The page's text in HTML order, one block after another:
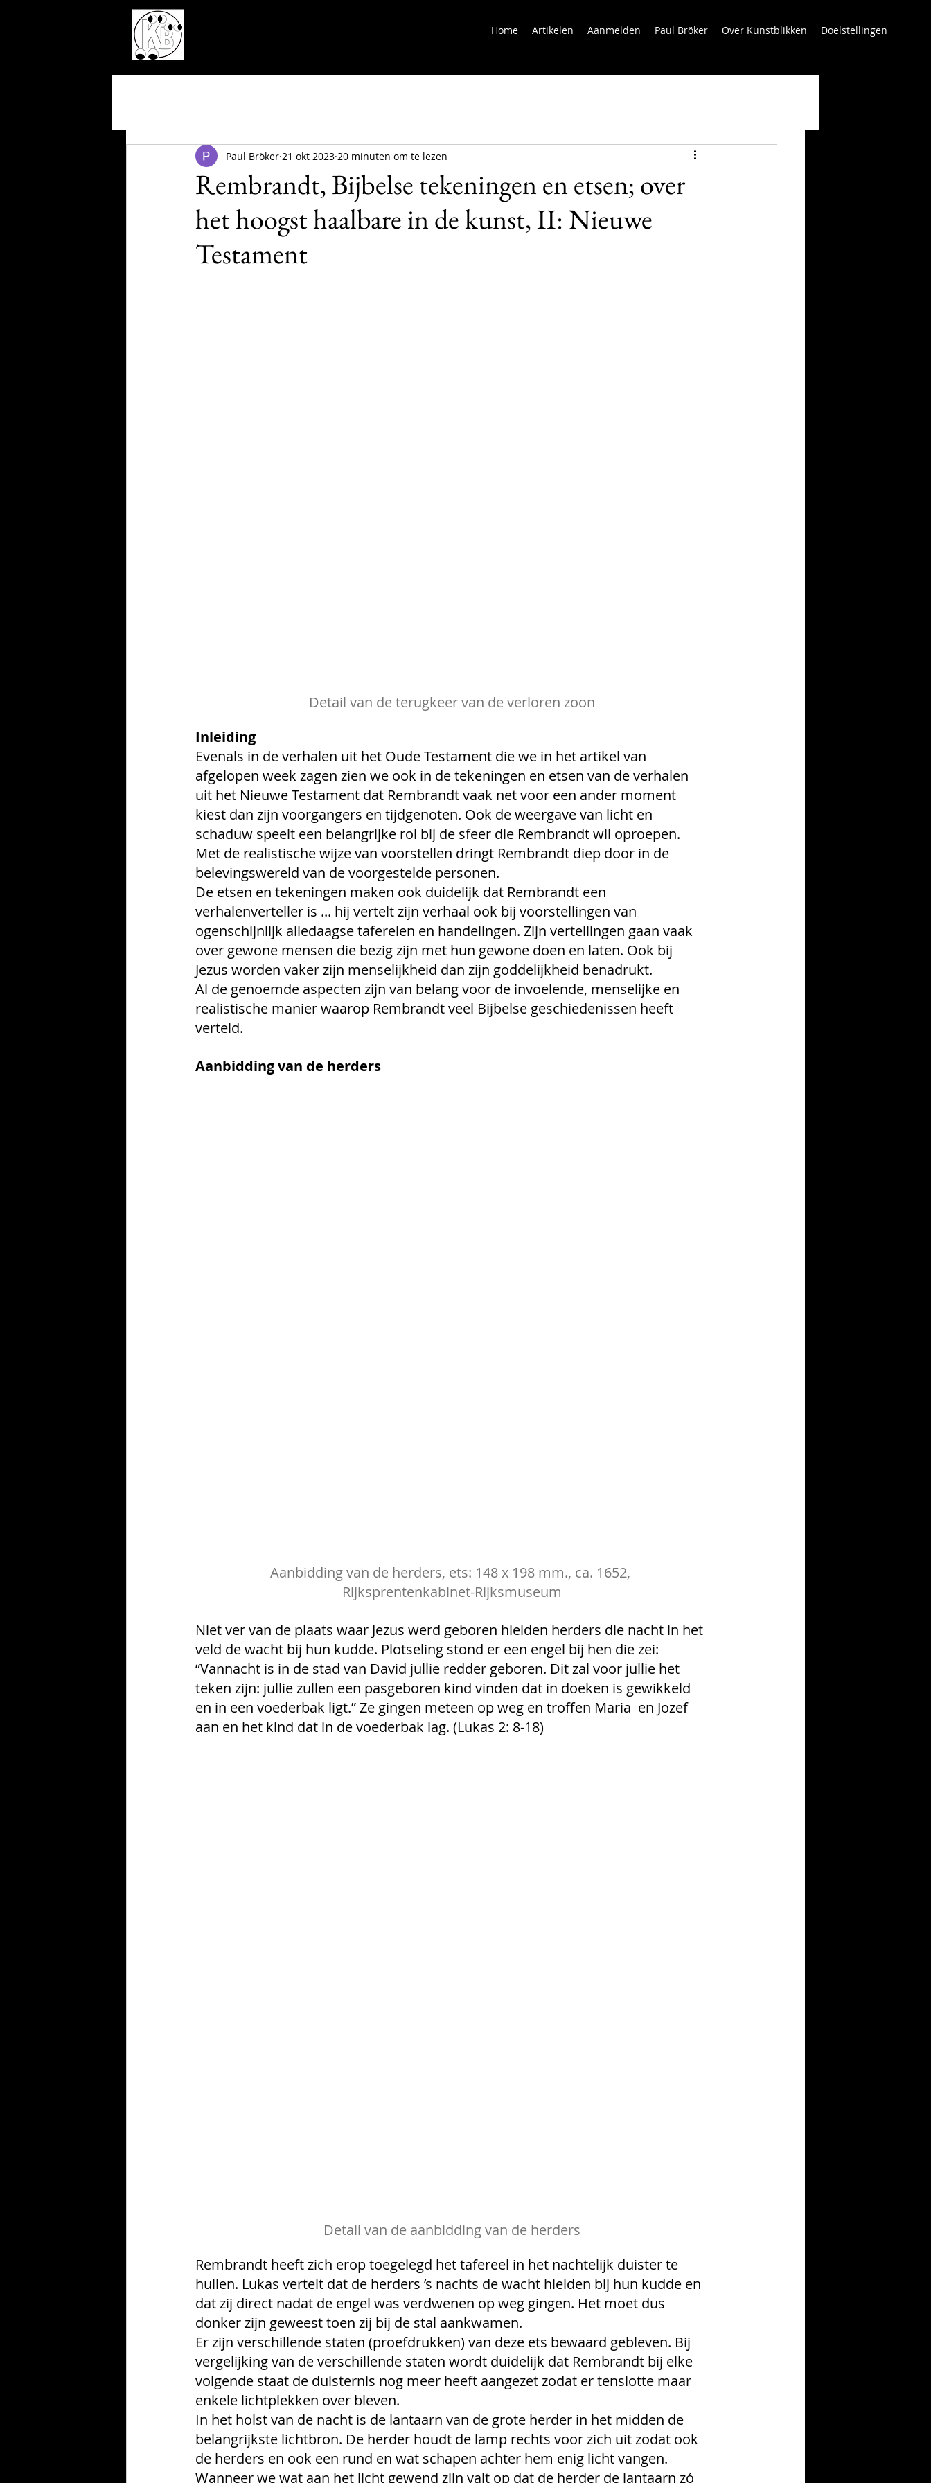
Home Artikelen Aanmelden Paul Bröker Over Kunstblikken Doelstellingen
Rembrandt, Bijbelse tekeningen en etsen; over
het hoogst haalbare in de kunst, II: Nieuwe
Testament
Paul Bröker 21 okt 2023 20 minuten om te lezen
Detail van de terugkeer van de verloren zoon
Inleiding
Evenals in de verhalen uit het Oude Testament die we in het artikel van
afgelopen week zagen zien we ook in de tekeningen en etsen van de verhalen
uit het Nieuwe Testament dat Rembrandt vaak net voor een ander moment
kiest dan zijn voorgangers en tijdgenoten. Ook de weergave van licht en
schaduw speelt een belangrijke rol bij de sfeer die Rembrandt wil oproepen.
Met de realistische wijze van voorstellen dringt Rembrandt diep door in de
belevingswereld van de voorgestelde personen.
De etsen en tekeningen maken ook duidelijk dat Rembrandt een
verhalenverteller is ... hij vertelt zijn verhaal ook bij voorstellingen van
ogenschijnlijk alledaagse taferelen en handelingen. Zijn vertellingen gaan vaak
over gewone mensen die bezig zijn met hun gewone doen en laten. Ook bij
Jezus worden vaker zijn menselijkheid dan zijn goddelijkheid benadrukt.
Al de genoemde aspecten zijn van belang voor de invoelende, menselijke en
realistische manier waarop Rembrandt veel Bijbelse geschiedenissen heeft
verteld.
Aanbidding van de herders
Aanbidding van de herders, ets: 148 x 198 mm., ca. 1652,
Rijksprentenkabinet-Rijksmuseum
Niet ver van de plaats waar Jezus werd geboren hielden herders die nacht in het
veld de wacht bij hun kudde. Plotseling stond er een engel bij hen die zei:
“Vannacht is in de stad van David jullie redder geboren. Dit zal voor jullie het
teken zijn: jullie zullen een pasgeboren kind vinden dat in doeken is gewikkeld
en in een voederbak ligt.” Ze gingen meteen op weg en troffen Maria  en Jozef
aan en het kind dat in de voederbak lag. (Lukas 2: 8-18)
Detail van de aanbidding van de herders
Rembrandt heeft zich erop toegelegd het tafereel in het nachtelijk duister te
hullen. Lukas vertelt dat de herders ’s nachts de wacht hielden bij hun kudde en
dat zij direct nadat de engel was verdwenen op weg gingen. Het moet dus
donker zijn geweest toen zij bij de stal aankwamen.
Er zijn verschillende staten (proefdrukken) van deze ets bewaard gebleven. Bij
vergelijking van de verschillende staten wordt duidelijk dat Rembrandt bij elke
volgende staat de duisternis nog meer heeft aangezet zodat er tenslotte maar
enkele lichtplekken over bleven.
In het holst van de nacht is de lantaarn van de grote herder in het midden de
belangrijkste lichtbron. De herder houdt de lamp rechts voor zich uit zodat ook
de herders en ook een rund en wat schapen achter hem enig licht vangen.
Wanneer we wat aan het licht gewend zijn valt op dat de herder de lantaarn zó